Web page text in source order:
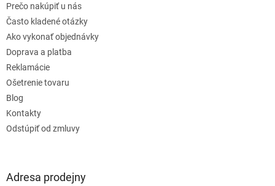
Prečo nakúpiť u nás
Často kladené otázky
Ako vykonať objednávky
Doprava a platba
Reklamácie
Ošetrenie tovaru
Blog
Kontakty
Odstúpiť od zmluvy
Adresa prodejny